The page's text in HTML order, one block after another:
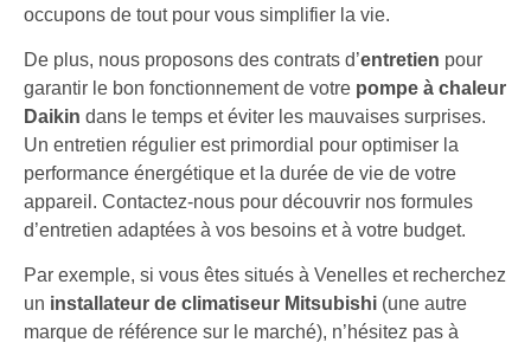
occupons de tout pour vous simplifier la vie.
De plus, nous proposons des contrats d’entretien pour
garantir le bon fonctionnement de votre pompe à chaleur
Daikin dans le temps et éviter les mauvaises surprises.
Un entretien régulier est primordial pour optimiser la
performance énergétique et la durée de vie de votre
appareil. Contactez-nous pour découvrir nos formules
d’entretien adaptées à vos besoins et à votre budget.
Par exemple, si vous êtes situés à Venelles et recherchez
un installateur de climatiseur Mitsubishi (une autre
marque de référence sur le marché), n’hésitez pas à